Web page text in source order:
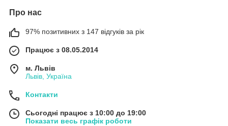
Про нас
97% позитивних з 147 відгуків за рік
Працює з 08.05.2014
м. Львів
Львів, Україна
Контакти
Сьогодні працює з 10:00 до 19:00
Показати весь графік роботи